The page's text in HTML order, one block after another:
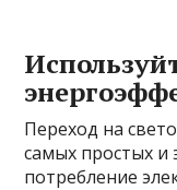
Переход на
самых простых и
потребление